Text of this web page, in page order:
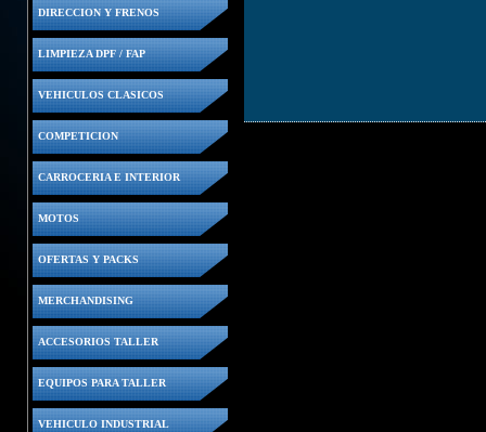
DIRECCION Y FRENOS
LIMPIEZA DPF / FAP
VEHICULOS CLASICOS
COMPETICION
CARROCERIA E INTERIOR
MOTOS
OFERTAS Y PACKS
MERCHANDISING
ACCESORIOS TALLER
EQUIPOS PARA TALLER
VEHICULO INDUSTRIAL